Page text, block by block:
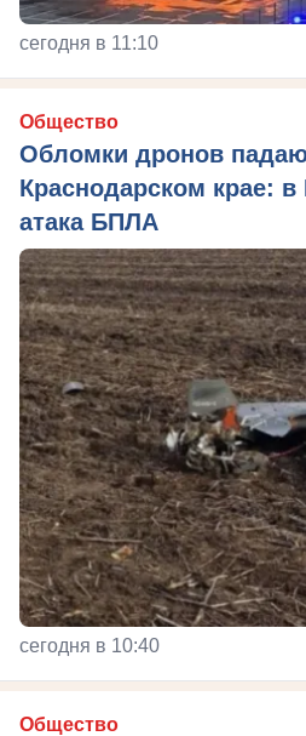
сегодня в 11:10
Общество
Обломки дронов
Краснодарском крае: в
атака БПЛА
сегодня в 10:40
Общество